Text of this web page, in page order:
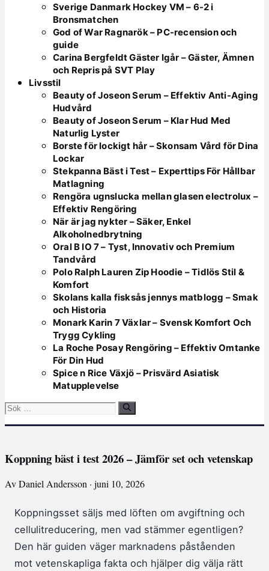
Sverige Danmark Hockey VM – 6-2 i
Bronsmatchen
God of War Ragnarök – PC-recension och
guide
Carina Bergfeldt Gäster Igår – Gäster, Ämnen
och Repris på SVT Play
Livsstil
Beauty of Joseon Serum – Effektiv Anti-Aging
Hudvård
Beauty of Joseon Serum – Klar Hud Med
Naturlig Lyster
Borste för lockigt hår – Skonsam Vård för Dina
Lockar
Stekpanna Bäst i Test – Experttips För Hållbar
Matlagning
Rengöra ugnslucka mellan glasen electrolux –
Effektiv Rengöring
När är jag nykter – Säker, Enkel
Alkoholnedbrytning
Oral B IO 7 – Tyst, Innovativ och Premium
Tandvård
Polo Ralph Lauren Zip Hoodie – Tidlös Stil &
Komfort
Skolans kalla fisksås jennys matblogg – Smak
och Historia
Monark Karin 7 Växlar – Svensk Komfort Och
Trygg Cykling
La Roche Posay Rengöring – Effektiv Omtanke
För Din Hud
Spice n Rice Växjö – Prisvärd Asiatisk
Matupplevelse
Sök
Koppning bäst i test 2026 – Jämför set och vetenskap
Av Daniel Andersson · juni 10, 2026
Koppningsset säljs med löften om avgiftning och
cellulitreducering, men vad stämmer egentligen?
Den här guiden väger marknadens påståenden
mot vetenskapliga fakta och hjälper dig välja rätt